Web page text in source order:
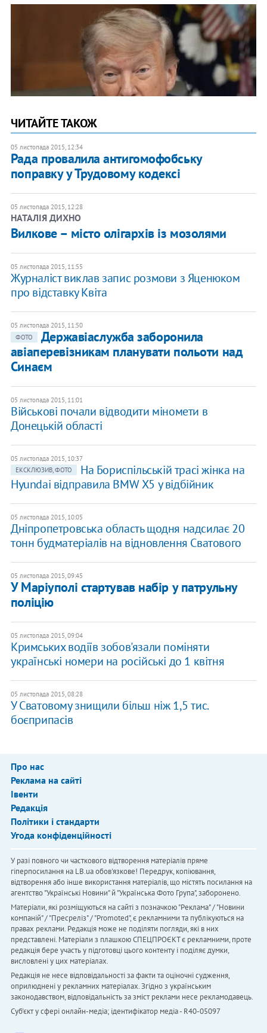
ЧИТАЙТЕ ТАКОЖ
05 листопада 2015, 12:34
Рада провалила антигомофобську
поправку у Трудовому кодексі
05 листопада 2015, 12:28
НАТАЛІЯ ДИХНО
Вилкове – місто олігархів із мозолями
05 листопада 2015, 11:55
Журналіст виклав запис розмови з Яценюком
про відставку Квіта
05 листопада 2015, 11:50
ФОТО
Державіаслужба заборонила
авіаперевізникам планувати польоти над
Синаєм
05 листопада 2015, 11:01
Військові почали відводити міномети в
Донецькій області
05 листопада 2015, 10:37
ЕКСКЛЮЗИВ, ФОТО
На Бориспільській трасі жінка на
Hyundai відправила BMW Х5 у відбійник
05 листопада 2015, 10:05
Дніпропетровська область щодня надсилає 20
тонн будматеріалів на відновлення Сватового
05 листопада 2015, 09:45
У Маріуполі стартував набір у патрульну
поліцію
05 листопада 2015, 09:04
Кримських водіїв зобов'язали поміняти
українські номери на російські до 1 квітня
05 листопада 2015, 08:28
У Сватовому знищили більш ніж 1,5 тис.
боєприпасів
Про нас
Реклама на сайті
Івенти
Редакція
Політики і стандарти
Угода конфіденційності
У разі повного чи часткового відтворення матеріалів пряме
гіперпосилання на LB.ua обов'язкове! Передрук, копіювання,
відтворення або інше використання матеріалів, що містять посилання на
агентство "Українськi Новини" й "Українська Фото Група", заборонено.
Матеріали, які розміщуються на сайті з позначкою "Реклама" / "Новини
компаній" / "Пресреліз" / "Promoted", є рекламними та публікуються на
правах реклами. Редакція може не поділяти погляди, які в них
представлені. Матеріали з плашкою СПЕЦПРОЄКТ є рекламними, проте
редакція бере участь у підготовці цього контенту і поділяє думки,
висловлені у цих матеріалах.
Редакція не несе відповідальності за факти та оціночні судження,
оприлюднені у рекламних матеріалах. Згідно з українським
законодавством, відповідальність за зміст реклами несе рекламодавець.
Cуб'єкт у сфері онлайн-медіа; ідентифікатор медіа - R40-05097